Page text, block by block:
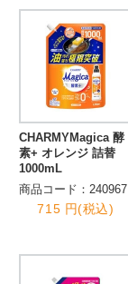
CHARMYMagica 酵
素+ オレンジ 詰替
1000mL
商品コード：240967
715 円(税込)